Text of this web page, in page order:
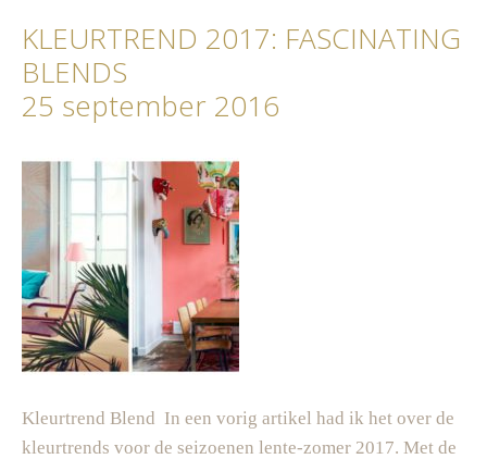
KLEURTREND 2017: FASCINATING
BLENDS
25 september 2016
Kleurtrend Blend In een vorig artikel had ik het over de
kleurtrends voor de seizoenen lente-zomer 2017. Met de